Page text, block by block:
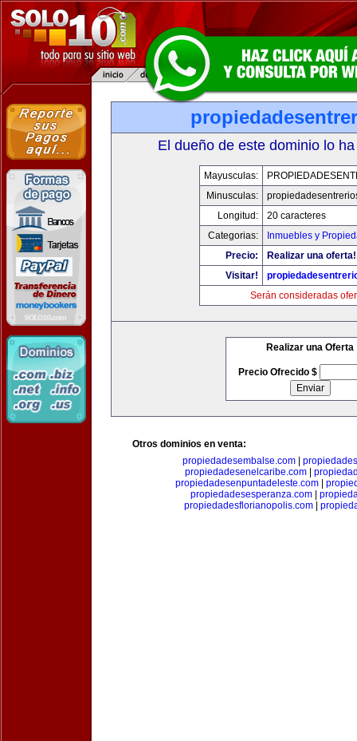
El dueño de este dominio lo
Mayusculas:
Minusculas:
Longitud:
20 caracteres
Categorias:
Inmuebles y
Precio:
Realizar una oferta!
Visitar!
Serán consideradas
Realizar una Oferta
Precio Ofrecido $
Otros dominios en venta:
propiedadesembalse.com|
propiedadesenelcaribe.com|
propiedadesenpuntadeleste.com
propiedadesesperanza.com
propiedadesflorianopolis.com